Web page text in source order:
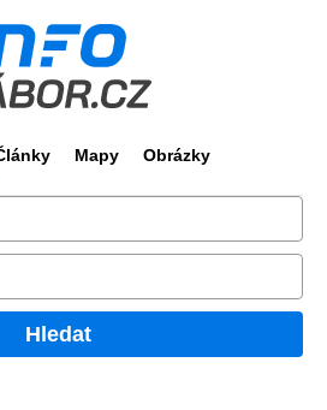
Mapy Obrázky
Hledat